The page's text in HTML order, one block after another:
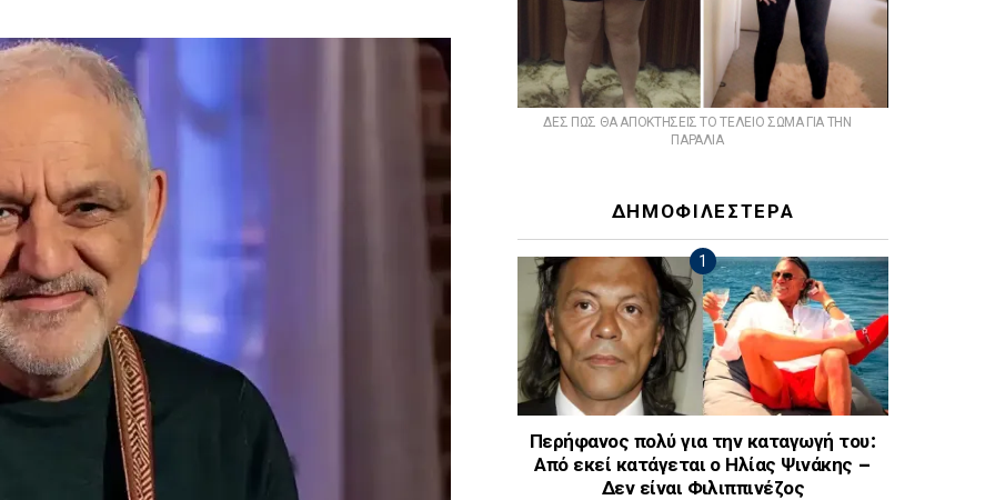
ΔΕΣ ΠΩΣ ΘΑ ΑΠΟΚΤΗΣΕΙΣ ΤΟ ΤΕΛΕΙΟ ΣΩΜΑ ΓΙΑ ΤΗΝ
ΠΑΡΑΛΙΑ
ΔΗΜΟΦΙΛΕΣΤΕΡΑ
Περήφανος πολύ για την καταγωγή του:
Από εκεί κατάγεται ο Ηλίας Ψινάκης –
Δεν είναι Φιλιππινέζος